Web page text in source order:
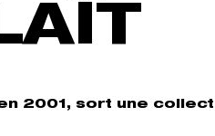
2001, sort une